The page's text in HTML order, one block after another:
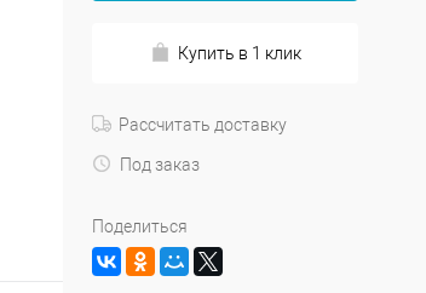
Купить в 1 клик
Рассчитать доставку
Под заказ
Поделиться